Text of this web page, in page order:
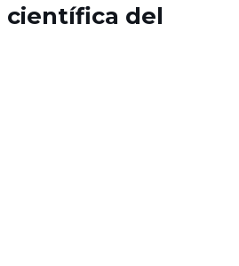
científica del